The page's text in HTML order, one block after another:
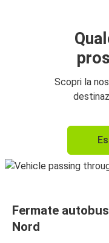
Scopri la
Fermate
Nord